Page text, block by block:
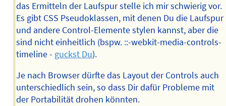
das Ermitteln der Laufspur stelle ich mir schwierig vor.
Es gibt CSS Pseudoklassen, mit denen Du die Laufspur
und andere Control-Elemente stylen kannst, aber die
sind nicht einheitlich (bspw. ::-webkit-media-controls-
timeline - guckst Du).
Je nach Browser dürfte das Layout der Controls auch
unterschiedlich sein, so dass Dir dafür Probleme mit
der Portabilität drohen könnten.